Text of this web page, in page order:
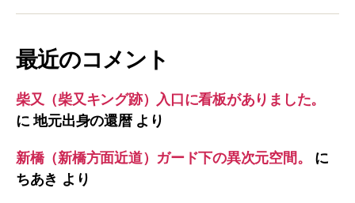
最近のコメント
柴又（柴又キング跡）入口に看板がありました。
に地元出身の還暦より
新橋（新橋方面近道）ガード下の異次元空間。
に
ちあき より